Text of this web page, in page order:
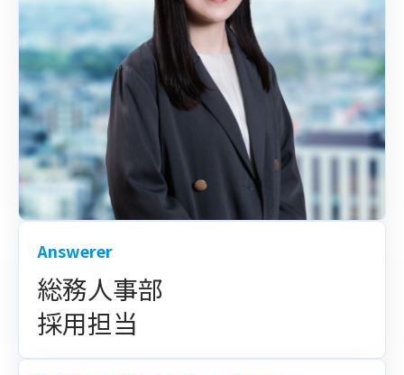
Answerer
総務人事部
採用担当